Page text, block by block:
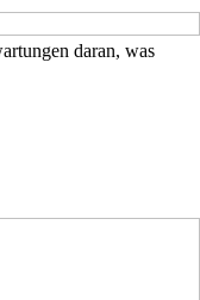
daran, was